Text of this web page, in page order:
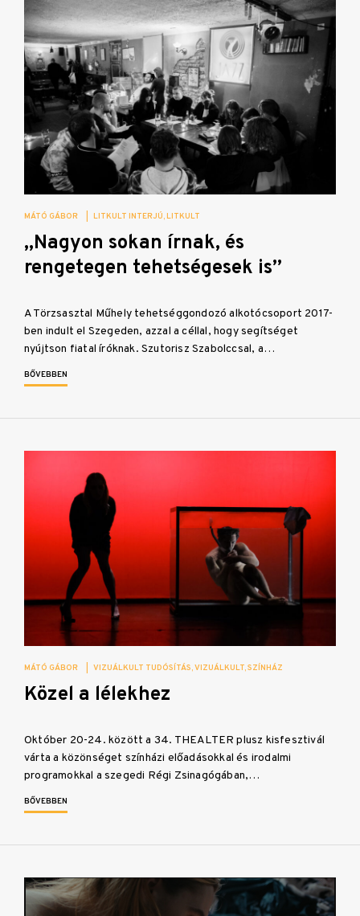
MÁTÓ GÁBOR LITKULT INTERJÚ LITKULT
„Nagyon sokan írnak, és
rengetegen tehetségesek is”
A Törzsasztal Műhely tehetséggondozó alkotócsoport 2017-
ben indult el Szegeden, azzal a céllal, hogy segítséget
nyújtson fiatal íróknak. Szutorisz Szabolccsal, a…
BŐVEBBEN
MÁTÓ GÁBOR VIZUÁLKULT TUDÓSÍTÁS VIZUÁLKULT SZÍNHÁZ
Közel a lélekhez
Október 20-24. között a 34. THEALTER plusz kisfesztivál
várta a közönséget színházi előadásokkal és irodalmi
programokkal a szegedi Régi Zsinagógában,…
BŐVEBBEN